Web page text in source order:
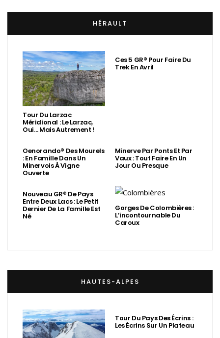
HÉRAULT
Tour Du Larzac
Méridional : Le Larzac,
Oui… Mais Autrement !
Ces 5 GR® Pour Faire Du
Trek En Avril
Oenorando® Des Mourels
: En Famille Dans Un
Minervois À Vigne
Ouverte
Minerve Par Ponts Et Par
Vaux : Tout Faire En Un
Jour Ou Presque
Nouveau GR® De Pays
Entre Deux Lacs : Le Petit
Dernier De La Famille Est
Né
Gorges De Colombières :
L’incontournable Du
Caroux
HAUTES-ALPES
Tour Du Pays Des Écrins :
Les Écrins Sur Un Plateau